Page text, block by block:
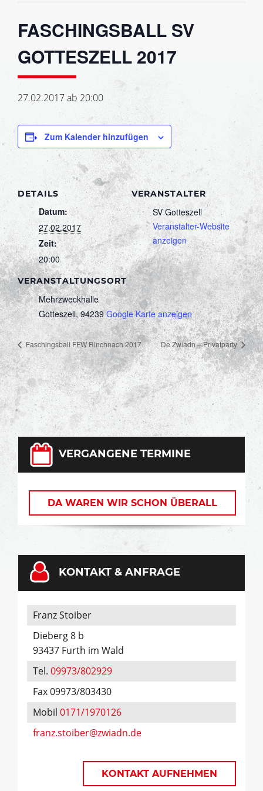
FASCHINGSBALL SV
GOTTESZELL 2017
27.02.2017 ab 20:00
Zum Kalender hinzufügen
DETAILS
Datum:
27.02.2017
Zeit:
20:00
VERANSTALTUNGSORT
Mehrzweckhalle
Gotteszell, 94239 Google Karte anzeigen
VERANSTALTER
SV Gotteszell
Veranstalter-Website
anzeigen
Faschingsball FFW Rinchnach 2017 De Zwiadn – Privatparty
VERGANGENE TERMINE
DA WAREN WIR SCHON ÜBERALL
KONTAKT & ANFRAGE
Franz Stoiber
Dieberg 8 b
93437 Furth im Wald
Tel. 09973/802929
Fax 09973/803430
Mobil 0171/1970126
franz.stoiber@zwiadn.de
KONTAKT AUFNEHMEN